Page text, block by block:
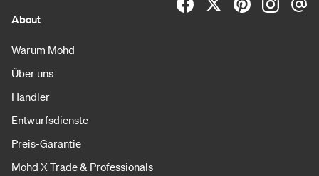
About
Warum Mohd
Über uns
Händler
Entwurfsdienste
Preis-Garantie
Mohd X Trade & Professionals